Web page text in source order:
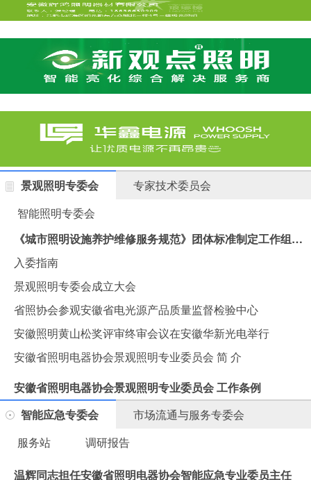
景观照明专委会
专家技术委员会
智能照明专委会
《城市照明设施养护维修服务规范》团体标准制定工作组会议在汉思集团胜利召开
入委指南
景观照明专委会成立大会
省照协会参观安徽省电光源产品质量监督检验中心
安徽照明黄山松奖评审终审会议在安徽华新光电举行
安徽省照明电器协会景观照明专业委员会 简 介
安徽省照明电器协会景观照明专业委员会 工作条例
智能应急专委会
市场流通与服务专委会
服务站
调研报告
温辉同志担任安徽省照明电器协会智能应急专业委员主任